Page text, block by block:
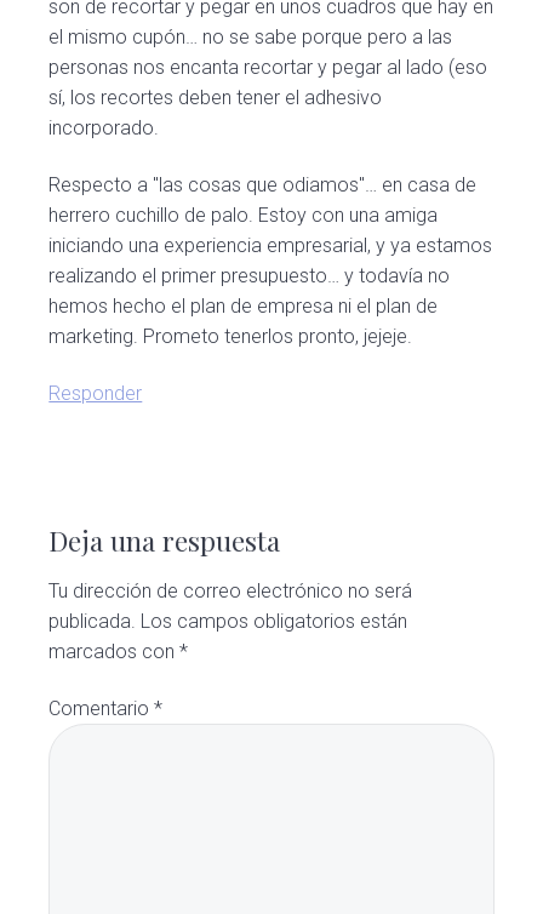
son de recortar y pegar en unos cuadros que hay en
el mismo cupón… no se sabe porque pero a las
personas nos encanta recortar y pegar al lado (eso
sí, los recortes deben tener el adhesivo
incorporado.
Respecto a "las cosas que odiamos"… en casa de
herrero cuchillo de palo. Estoy con una amiga
iniciando una experiencia empresarial, y ya estamos
realizando el primer presupuesto… y todavía no
hemos hecho el plan de empresa ni el plan de
marketing. Prometo tenerlos pronto, jejeje.
Responder
Deja una respuesta
Tu dirección de correo electrónico no será
publicada. Los campos obligatorios están
marcados con*
Comentario*